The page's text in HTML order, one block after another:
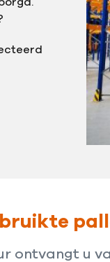
ontvangt u